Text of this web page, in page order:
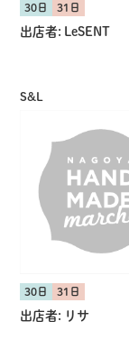
30日 31日
出店者: LeSENT
S&L
30日 31日
出店者: リサ